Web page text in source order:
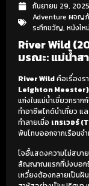
กันยายน 29, 2025
Adventure ผจญ
ระทึกขวัญ, หนังให
River Wild
มรณะ: แม่น้ำส
River Wildคือเรื่องร
Leighton Meester)
แก่งในแม่น้ำเชี่ยวกราก
ทำอาชีพไกด์นำเที่ยว
ทำลายเมื่อ เทรเวอร์
พ้นโทษออกจากเรือนจ
โจอี้แสดงความไม่สบา
สัญญาณแรกที่บ่งบอกถึ
เหวี่ยงต้องกลายเป็นฝั